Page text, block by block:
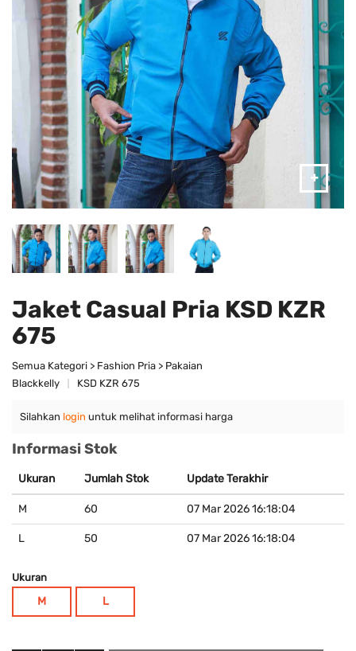
Jaket Casual Pria KSD KZR
675
Semua Kategori > Fashion Pria > Pakaian
Blackkelly
KSD KZR 675
Silahkan login untuk melihat informasi harga
Informasi Stok
Ukuran Jumlah Stok Update Terakhir
M 60 07 Mar 2026 16:18:04
L 50 07 Mar 2026 16:18:04
Ukuran
M L